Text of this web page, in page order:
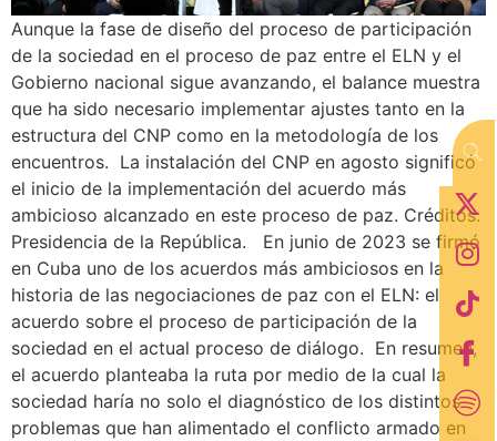
Aunque la fase de diseño del proceso de participación
de la sociedad en el proceso de paz entre el ELN y el
Gobierno nacional sigue avanzando, el balance muestra
que ha sido necesario implementar ajustes tanto en la
estructura del CNP como en la metodología de los
encuentros. La instalación del CNP en agosto significó
el inicio de la implementación del acuerdo más
ambicioso alcanzado en este proceso de paz. Créditos:
Presidencia de la República. En junio de 2023 se firmó
en Cuba uno de los acuerdos más ambiciosos en la
historia de las negociaciones de paz con el ELN: el
acuerdo sobre el proceso de participación de la
sociedad en el actual proceso de diálogo. En resumen,
el acuerdo planteaba la ruta por medio de la cual la
sociedad haría no solo el diagnóstico de los distintos
problemas que han alimentado el conflicto armado en